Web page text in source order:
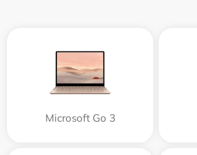
Microsoft Go 3